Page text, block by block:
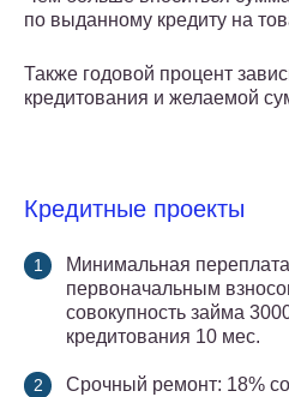
по выданному кредиту на
Также годовой процент
кредитования и желаемой
Кредитные проекты
Минимальная
первоначальным
совокупность займа
кредитования 10 мес.
Срочный ремонт: 18%